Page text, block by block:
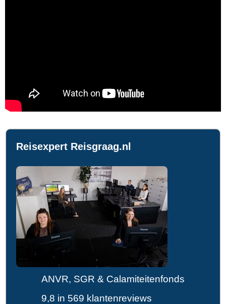
Reisexpert Reisgraag.nl
ANVR, SGR & Calamiteitenfonds
9,8 in 569 klantenreviews